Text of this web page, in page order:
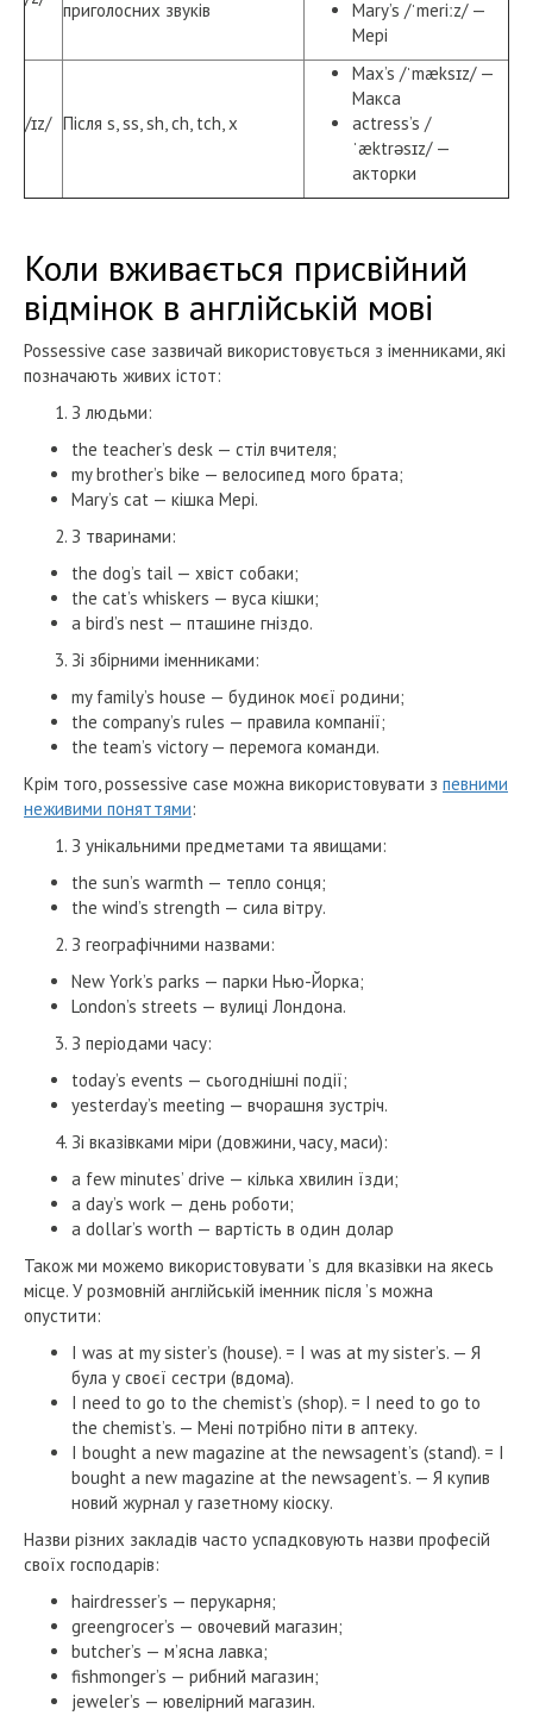
приголосних звуків
Mary’s /ˈmeriːz/ —
Мері
/ɪz/ Після ​s, ss, sh, ch, tch, x
Max’s /ˈmæksɪz/ —
Макса
actress’s /
ˈæktrəsɪz/ —
акторки
Коли вживається присвійний
відмінок в англійській мові
Possessive case зазвичай використовується з іменниками, які
позначають живих істот:
З людьми:
the teacher’s desk — стіл вчителя;
my brother’s bike — велосипед мого брата;
Mary’s cat — кішка Мері.
З тваринами:
the dog’s tail — хвіст собаки;
the cat’s whiskers — вуса кішки;
a bird’s nest — пташине гніздо.
Зі збірними іменниками:
my family’s house — будинок моєї родини;
the company’s rules — правила компанії;
the team’s victory — перемога команди.
Крім того, possessive case можна використовувати з певними
неживими поняттями:
З унікальними предметами та явищами:
the sun’s warmth — тепло сонця;
the wind’s strength — сила вітру.
З географічними назвами:
New York’s parks — парки Нью-Йорка;
London’s streets — вулиці Лондона.
З періодами часу:
today’s events — сьогоднішні події;
yesterday’s meeting — вчорашня зустріч.
Зі вказівками міри (довжини, часу, маси):
a few minutes’ drive — кілька хвилин їзди;
a day’s work — день роботи;
a dollar’s worth — вартість в один долар
Також ми можемо використовувати ’s для вказівки на якесь
місце. У розмовній англійській іменник після ’s можна
опустити:
I was at my sister’s (house). = I was at my sister’s. — Я
була у своєї сестри (вдома).
I need to go to the chemist’s (shop). = I need to go to
the chemist’s. — Мені потрібно піти в аптеку.
I bought a new magazine at the newsagent’s (stand). = I
bought a new magazine at the newsagent’s. — Я купив
новий журнал у газетному кіоску.
Назви різних закладів часто успадковують назви професій
своїх господарів:
hairdresser’s — перукарня;
greengrocer’s — овочевий магазин;
butcher’s — м’ясна лавка;
fishmonger’s — рибний магазин;
jeweler’s — ювелірний магазин.